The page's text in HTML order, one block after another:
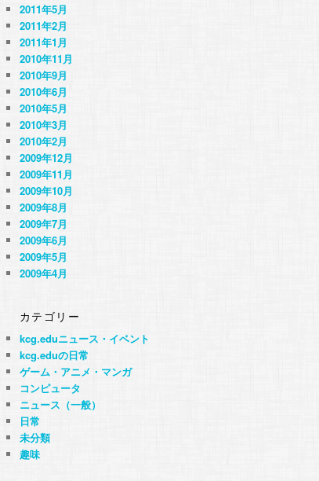
2011年5月
2011年2月
2011年1月
2010年11月
2010年9月
2010年6月
2010年5月
2010年3月
2010年2月
2009年12月
2009年11月
2009年10月
2009年8月
2009年7月
2009年6月
2009年5月
2009年4月
カテゴリー
kcg.eduニュース・イベント
kcg.eduの日常
ゲーム・アニメ・マンガ
コンピュータ
ニュース（一般）
日常
未分類
趣味